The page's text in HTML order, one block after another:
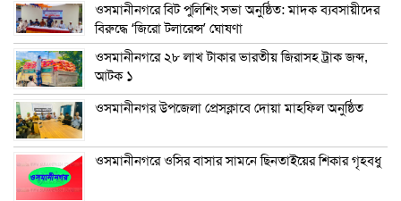
ওসমানীনগরে বিট পুলিশিং সভা অনুষ্ঠিত: মাদক ব্যবসায়ীদের
বিরুদ্ধে ‘জিরো টলারেন্স’ ঘোষণা
ওসমানীনগরে ২৮ লাখ টাকার ভারতীয় জিরাসহ ট্রাক জব্দ,
আটক ১
ওসমানীনগর উপজেলা প্রেসক্লাবে দোয়া মাহফিল অনুষ্ঠিত
ওসমানীনগরে ওসির বাসার সামনে ছিনতাইয়ের শিকার গৃহবধু